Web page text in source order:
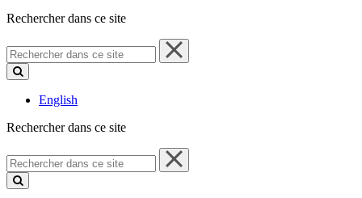
Rechercher dans ce site
Rechercher
dans
ce
English
Rechercher dans ce site
Rechercher
dans
ce